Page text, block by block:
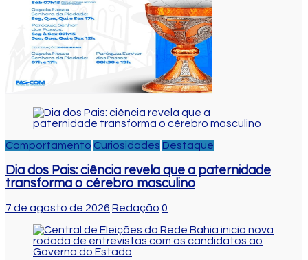
Comportamento Curiosidades Destaque
Dia dos Pais: ciência revela que a paternidade
transforma o cérebro masculino
7 de agosto de 2026 Redação 0